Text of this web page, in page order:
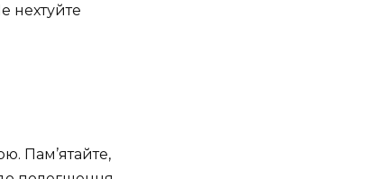
нехтуйте
Пам’ятайте,